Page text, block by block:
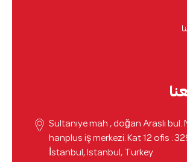
Sultanıye mah , doğan Araslı bul.
hanplus iş merkezi. Kat 12 ofis :
İstanbul, Istanbul, Turkey